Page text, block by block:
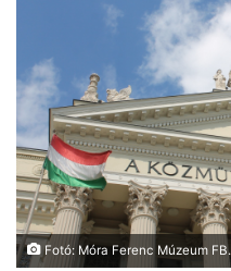
Fotó: Móra Ferenc Múzeum FB.